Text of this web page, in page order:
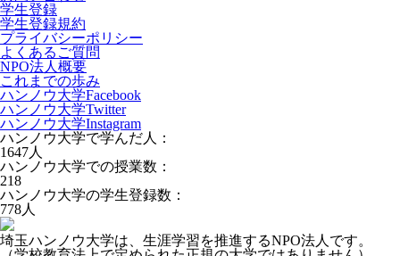
学生登録
学生登録規約
プライバシーポリシー
よくあるご質問
NPO法人概要
これまでの歩み
ハンノウ大学Facebook
ハンノウ大学Twitter
ハンノウ大学Instagram
ハンノウ大学で学んだ人：
1647人
ハンノウ大学での授業数：
218
ハンノウ大学の学生登録数：
778人
埼玉ハンノウ大学は、生涯学習を推進するNPO法人です。